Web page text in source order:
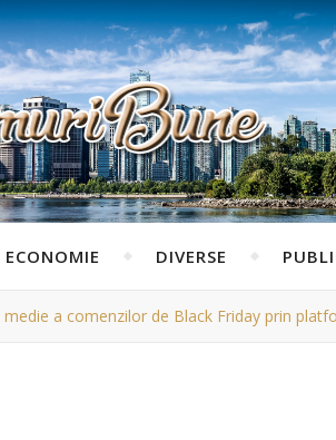
ECONOMIE DIVERSE
a comenzilor de Black Friday prin